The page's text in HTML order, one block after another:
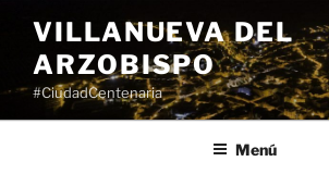
contenido
VILLANUEVA DEL
ARZOBISPO
#CiudadCentenaria
Menú